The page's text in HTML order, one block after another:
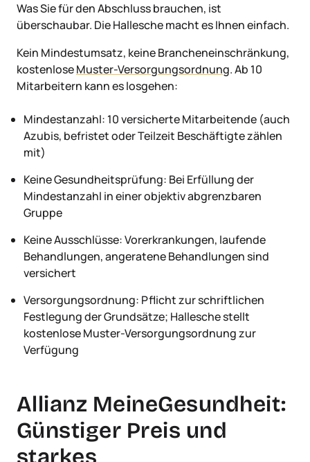
Was Sie für den Abschluss brauchen, ist
überschaubar. Die Hallesche macht es Ihnen einfach.
Kein Mindestumsatz, keine Brancheneinschränkung,
kostenloseMuster-Versorgungsordnung. Ab 10
Mitarbeitern kann es losgehen:
Mindestanzahl: 10 versicherte Mitarbeitende (auch
Azubis, befristet oder Teilzeit Beschäftigte zählen
mit)
Keine Gesundheitsprüfung: Bei Erfüllung der
Mindestanzahl in einer objektiv abgrenzbaren
Gruppe
Keine Ausschlüsse: Vorerkrankungen, laufende
Behandlungen, angeratene Behandlungen sind
versichert
Versorgungsordnung: Pflicht zur schriftlichen
Festlegung der Grundsätze; Hallesche stellt
kostenlose Muster-Versorgungsordnung zur
Verfügung
Allianz MeineGesundheit:
Günstiger Preis und